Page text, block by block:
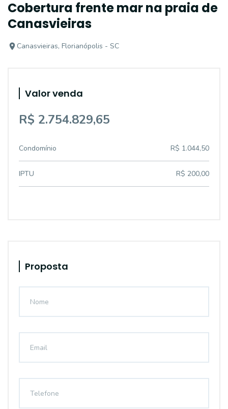
Cobertura frente mar na praia de
Canasvieiras
Canasvieiras, Florianópolis - SC
Valor venda
R$ 2.754.829,65
Condomínio R$ 1.044,50
IPTU R$ 200,00
Proposta